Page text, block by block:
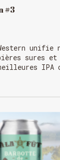
#3
unifie
sures et
IPA